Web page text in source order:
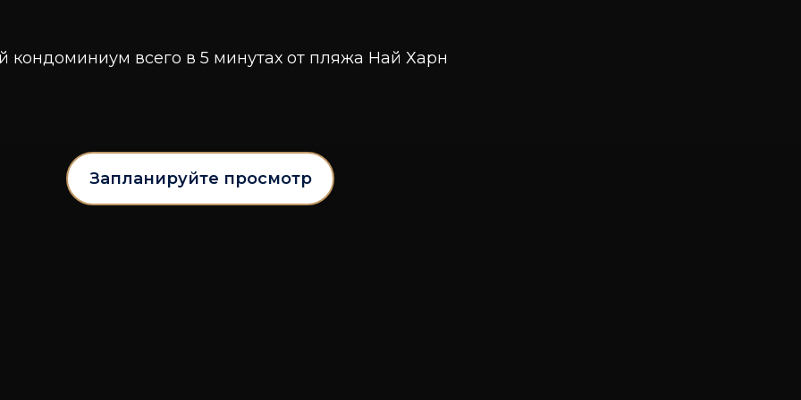
кондоминиум всего в 5 минутах от пляжа Най Харн
Запланируйте просмотр